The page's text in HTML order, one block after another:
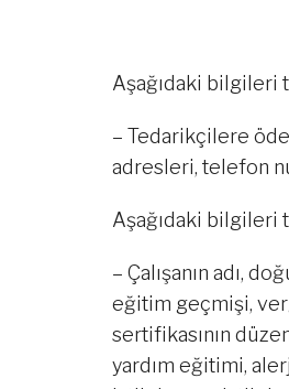
Aşağıdaki bilgileri
– Tedarikçilere
adresleri, telefon
Aşağıdaki bilgileri
– Çalışanın adı,
eğitim geçmişi,
sertifikasının
yardım eğitimi,